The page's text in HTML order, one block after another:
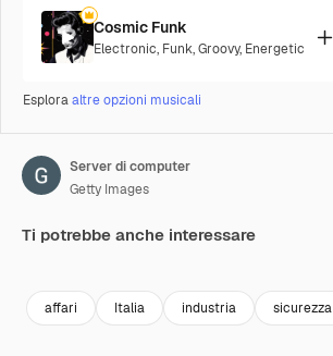
Cosmic Funk
Electronic, Funk,Groovy, Energetic
Esploraaltre opzioni musicali
Server di computer
Getty Images
Ti potrebbe anche interessare
affari Italia industria sicurezza